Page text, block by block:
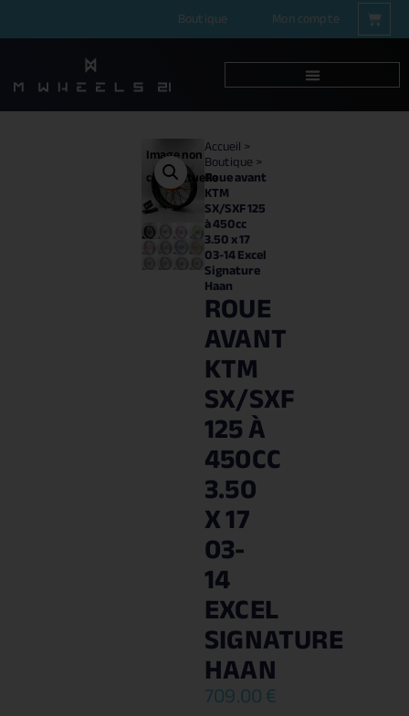
Boutique Mon compte
Image non
contractuelle
Accueil>
Boutique>
Roue avant
KTM
SX/SXF 125
à 450cc
3.50 x 17
03-14 Excel
Signature
Haan
ROUE
AVANT
KTM
SX/SXF
125 À
450CC
3.50
X 17
03-
14
EXCEL
SIGNATURE
HAAN
709.00€